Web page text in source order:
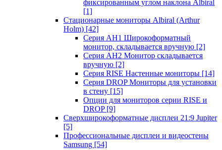
фиксированным углом наклона Albiral
[1]
Стационарные мониторы Albiral (Arthur
Holm) [42]
Серия AH1 Широкоформатный
монитор, складывается вручную [2]
Серия AH2 Монитор складывается
вручную [2]
Серия RISE Настенные мониторы [14]
Серия DROP Мониторы для установки
в стену [15]
Опции для мониторов серии RISE и
DROP [9]
Сверхширокоформатные дисплеи 21:9 Jupiter
[5]
Профессиональные дисплеи и видеостены
Samsung [54]